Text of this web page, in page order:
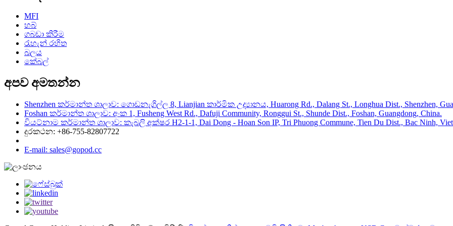
MFI
හබ්
ගබඩා කිරීම
රැහැන් රහිත
බලය
කේබල්
අපව අමතන්න
Shenzhen කර්මාන්ත ශාලාව: ගොඩනැගිල්ල 8, Lianjian කාර්මික උද්‍යානය, Huarong Rd., Dalang St., Longhua Dist., Shenzhen,
Foshan කර්මාන්ත ශාලාව: අංක 1, Fusheng West Rd., Dafuji Community, Ronggui St., Shunde Dist., Foshan, Guangdong, China.
වියට්නාම කර්මාන්ත ශාලාව: කැබලි අක්ෂර H2-1-1, Dai Dong - Hoan Son IP, Tri Phuong Commune, Tien Du Dist., Bac Ninh,
දුරකථන: +86-755-82807722
E-mail: sales@gopod.cc